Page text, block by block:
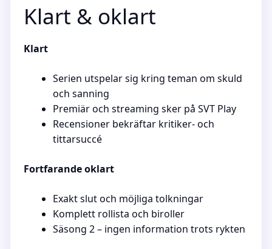
Klart & oklart
Klart
Serien utspelar sig kring teman om skuld
och sanning
Premiär och streaming sker på SVT Play
Recensioner bekräftar kritiker- och
tittarsuccé
Fortfarande oklart
Exakt slut och möjliga tolkningar
Komplett rollista och biroller
Säsong 2 – ingen information trots rykten